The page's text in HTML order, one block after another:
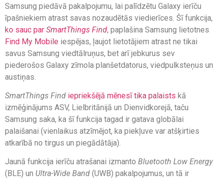
Samsung piedāvā pakalpojumu, lai palīdzētu Galaxy ierīču
īpašniekiem atrast savas nozaudētās viedierīces. Šī funkcija,
ko sauc par SmartThings Find, paplašina Samsung lietotnes
Find My Mobile iespējas, ļaujot lietotājiem atrast ne tikai
savus Samsung viedtālruņus, bet arī jebkurus sev
piederošos Galaxy zīmola planšetdatorus, viedpulksteņus un
austiņas.
SmartThings Find iepriekšējā mēnesī tika palaists kā
izmēģinājums ASV, Lielbritānijā un Dienvidkorejā, taču
Samsung saka, ka šī funkcija tagad ir gatava globālai
palaišanai (vienlaikus atzīmējot, ka piekļuve var atšķirties
atkarībā no tirgus un piegādātāja).
Jaunā funkcija ierīču atrašanai izmanto Bluetooth Low Energy
(BLE) un Ultra-Wide Band (UWB) pakalpojumus, un tā ir